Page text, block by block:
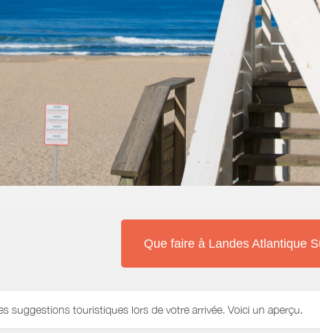
Que faire à Landes Atlantique
suggestions touristiques lors de votre arrivée. Voici un aperçu.